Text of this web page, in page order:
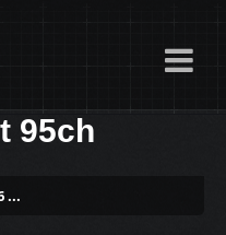
95ch
...